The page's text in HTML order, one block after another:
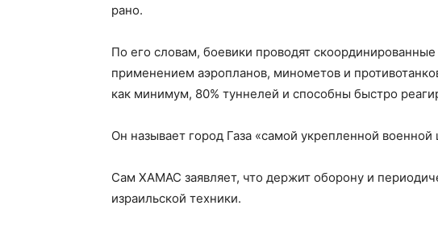
рано.
По его словам, боевики проводят
применением аэропланов, минометов и
как минимум, 80% туннелей и способны быстро
Он называет город Газа «самой укрепленной
Сам ХАМАС заявляет, что держит оборону и
израильской техники.